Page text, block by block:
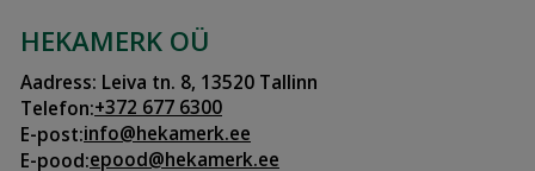
HEKAMERK OÜ
Aadress: Leiva tn. 8, 13520 Tallinn
Telefon:+372 677 6300
E-post:info@hekamerk.ee
E-pood:epood@hekamerk.ee